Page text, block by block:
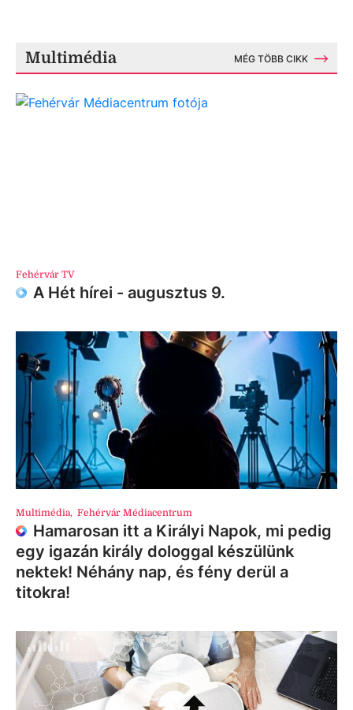
Multimédia MÉG TÖBB CIKK
Fehérvár TV
A Hét hírei - augusztus 9.
Multimédia, Fehérvár Médiacentrum
Hamarosan itt a Királyi Napok, mi pedig
egy igazán király dologgal készülünk
nektek! Néhány nap, és fény derül a
titokra!